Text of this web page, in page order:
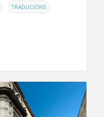
, TRADUCIÓNS ,